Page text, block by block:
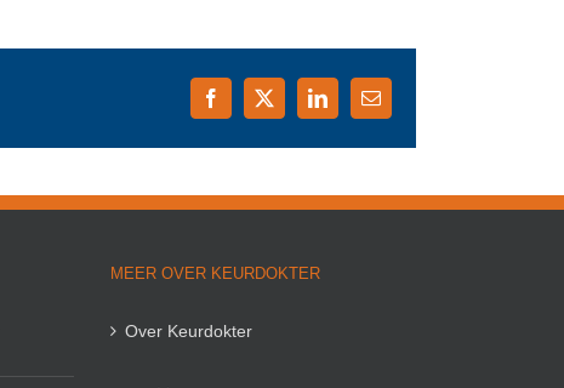
Facebook
X LinkedIn
E-
mail
MEER OVER KEURDOKTER
Over Keurdokter